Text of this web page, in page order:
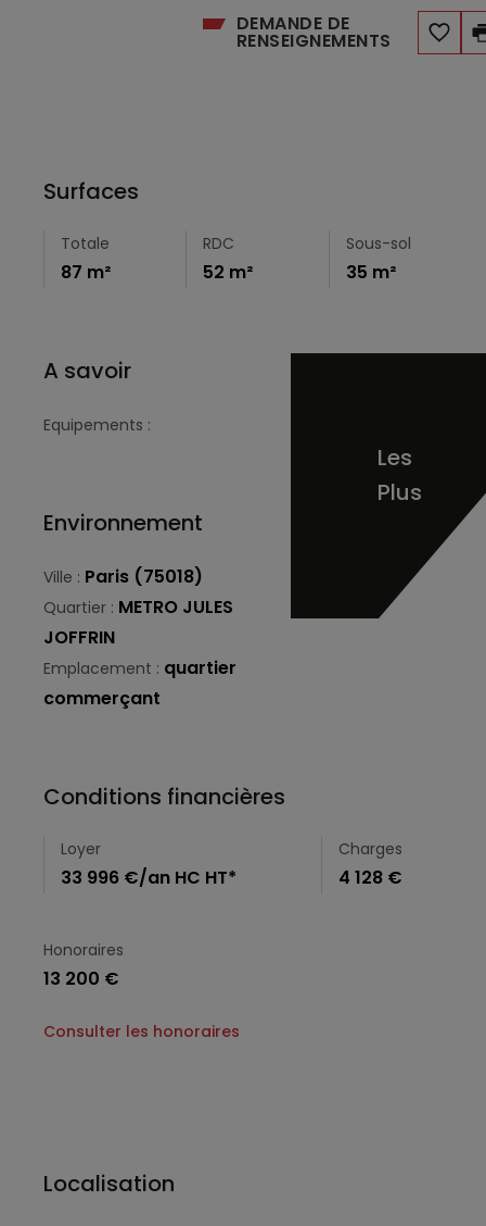
DEMANDE DE
RENSEIGNEMENTS
Surfaces
Totale
87 m²
RDC
52 m²
Sous-sol
35 m²
Les
Plus
A savoir
Equipements :
Environnement
Ville : Paris (75018)
Quartier : METRO JULES
JOFFRIN
Emplacement : quartier
commerçant
Conditions financières
Loyer
33 996 €/an HC HT*
Charges
4 128 €
Honoraires
13 200 €
Consulter les honoraires
Localisation